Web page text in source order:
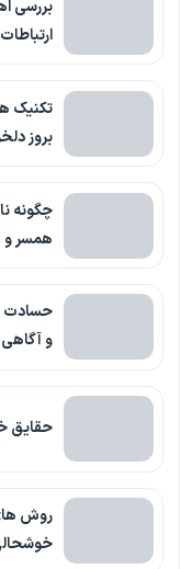
بررسی
تکنیک
بروز
چگونه
همسر
حسادت
و
حقایق